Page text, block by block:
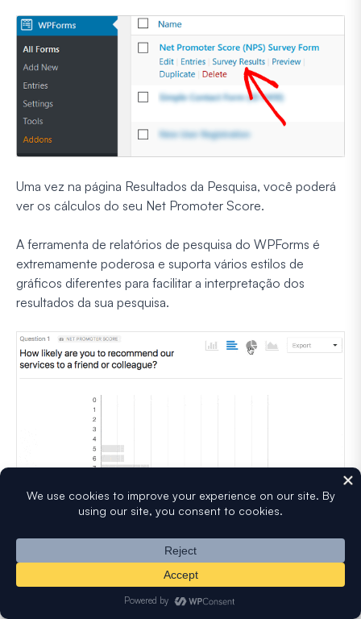
Uma vez na página Resultados da Pesquisa, você poderá
ver os cálculos do seu Net Promoter Score.
A ferramenta de relatórios de pesquisa do WPForms é
extremamente poderosa e suporta vários estilos de
gráficos diferentes para facilitar a interpretação dos
resultados da sua pesquisa.
Você verá o número de detratores, passivos e